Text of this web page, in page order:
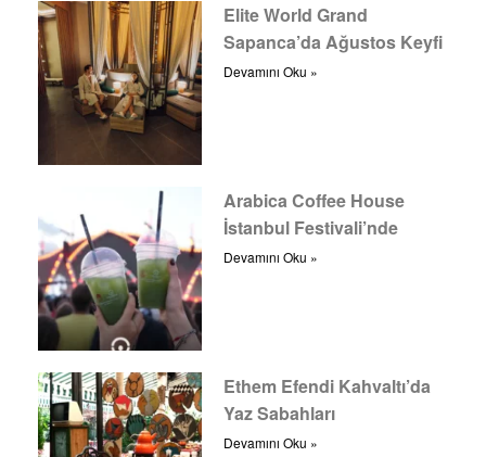
Elite World Grand
Sapanca’da Ağustos Keyfi
Devamını Oku »
Arabica Coffee House
İstanbul Festivali’nde
Devamını Oku »
Ethem Efendi Kahvaltı’da
Yaz Sabahları
Devamını Oku »